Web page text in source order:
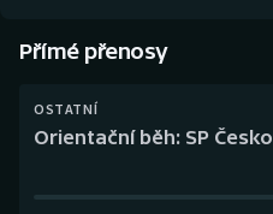
Curling
Dostihy
Přímé přenosy
OSTATNÍ
Orientační běh: SP